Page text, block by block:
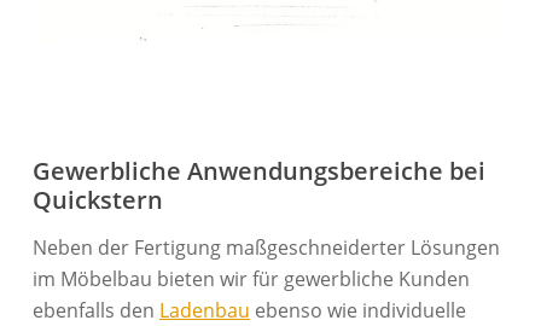
Gewerbliche Anwendungsbereiche bei
Quickstern
Neben der Fertigung maßgeschneiderter Lösungen
im Möbelbau bieten wir für gewerbliche Kunden
ebenfalls den Ladenbau ebenso wie individuelle